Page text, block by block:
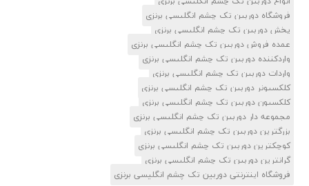
فروشگاه دوربین تک چشم انگلیسی برنزی
پخش دوربین تک چشم انگلیسی برنزی
عمده فروش دوربین تک چشم انگلیسی برنزی
واردکننده دوربین تک چشم انگلیسی برنزی
واردات دوربین تک چشم انگلیسی برنزی
کلکسیونر دوربین تک چشم انگلیسی برنزی
کلکسیون دوربین تک چشم انگلیسی برنزی
مجموعه دار دوربین تک چشم انگلیسی برنزی
بزرگترین دوربین تک چشم انگلیسی برنزی
کوچکترین دوربین تک چشم انگلیسی برنزی
گرانترین دوربین تک چشم انگلیسی برنزی
فروشگاه اینترنتی دوربین تک چشم انگلیسی برنزی